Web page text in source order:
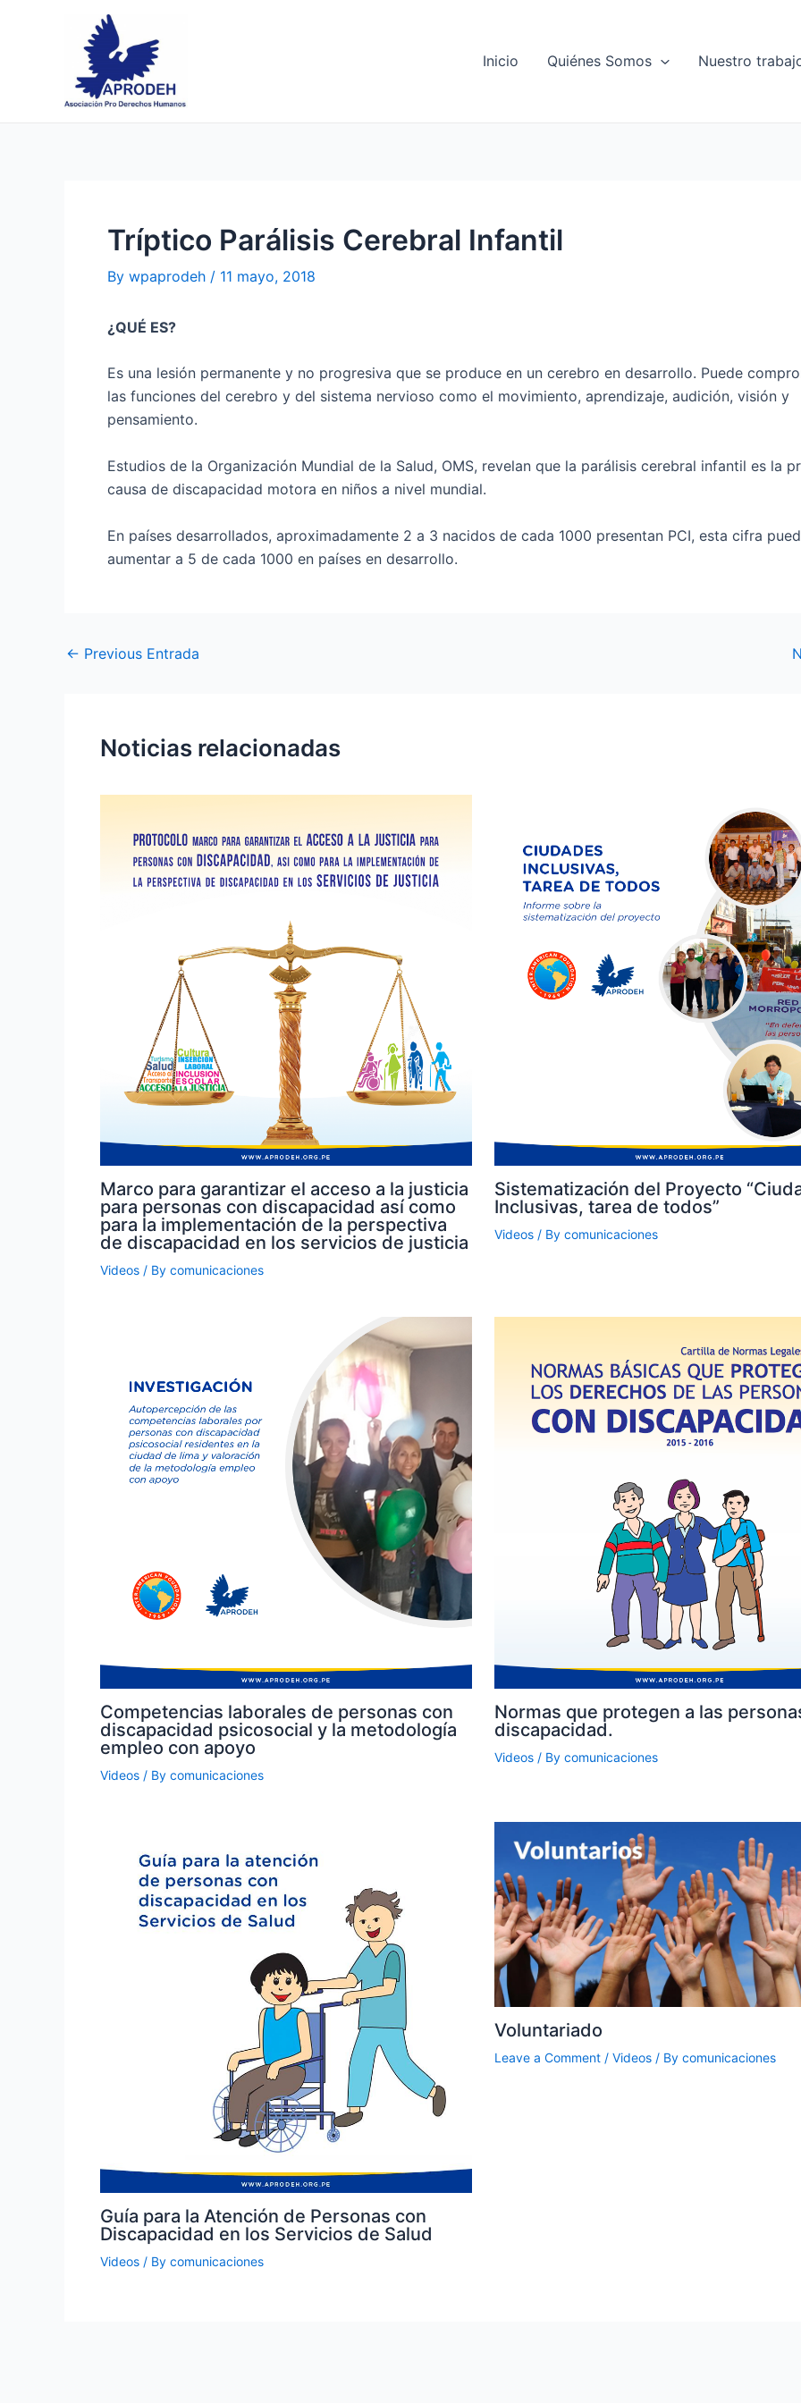
Inicio Quiénes Somos Nuestro
Tríptico Parálisis Cerebral Infantil
By wpaprodeh / 11 mayo, 2018
¿QUÉ ES?
Es una lesión permanente y no progresiva que se produce en un cerebro en desarrollo. Puede
las funciones del cerebro y del sistema nervioso como el movimiento, aprendizaje, audición, visión y
pensamiento.
Estudios de la Organización Mundial de la Salud, OMS, revelan que la parálisis cerebral infantil es la
causa de discapacidad motora en niños a nivel mundial.
En países desarrollados, aproximadamente 2 a 3 nacidos de cada 1000 presentan PCI, esta cifra
aumentar a 5 de cada 1000 en países en desarrollo.
navigation
← Previous Entrada
Noticias relacionadas
Marco para garantizar el acceso a la justicia
para personas con discapacidad así como
para la implementación de la perspectiva
de discapacidad en los servicios de justicia
Videos / By comunicaciones
Sistematización del Proyecto
Inclusivas, tarea de todos”
Videos/ By comunicaciones
Competencias laborales de personas con
discapacidad psicosocial y la metodología
empleo con apoyo
Videos / By comunicaciones
Normas que protegen a las
discapacidad.
Videos/ By comunicaciones
Guía para la Atención de Personas con
Discapacidad en los Servicios de Salud
Videos / By comunicaciones
Voluntariado
Leave a Comment / Videos/ By comunicaciones